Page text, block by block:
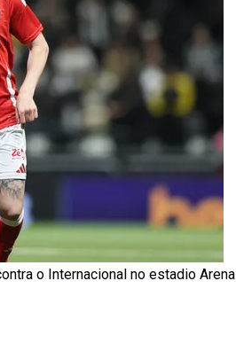
o Internacional no estadio